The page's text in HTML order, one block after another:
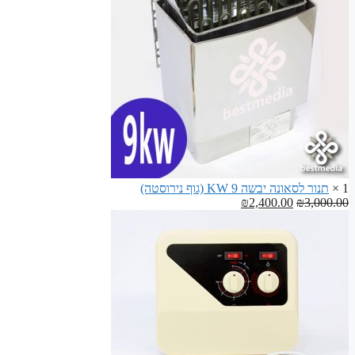
לסאונה
1 ×
תנור לסאונה יבשה 9 KW (גוף נירוסטה)
₪3,000.00
המחיר
היה:
₪3,000.00.
₪2,400.00
הוא:
₪2,400.00.